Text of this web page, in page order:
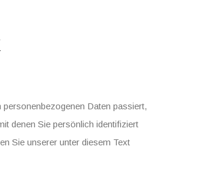
Daten passiert,
denen Sie persönlich identifiziert
Sie unserer unter diesem Text